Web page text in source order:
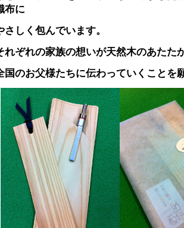
布に
さしく包んでいます。
れぞれの家族の想いが天然木のあたた
国のお父様たちに伝わっていくことを